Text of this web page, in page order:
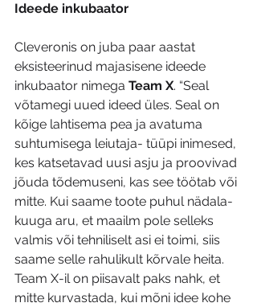
Ideede inkubaator
Cleveronis on juba paar aastat
eksisteerinud majasisene ideede
inkubaator nimega Team X. “Seal
võtamegi uued ideed üles. Seal on
kõige lahtisema pea ja avatuma
suhtumisega leiutaja- tüüpi inimesed,
kes katsetavad uusi asju ja proovivad
jõuda tõdemuseni, kas see töötab või
mitte. Kui saame toote puhul nädala-
kuuga aru, et maailm pole selleks
valmis või tehniliselt asi ei toimi, siis
saame selle rahulikult kõrvale heita.
Team X-il on piisavalt paks nahk, et
mitte kurvastada, kui mõni idee kohe